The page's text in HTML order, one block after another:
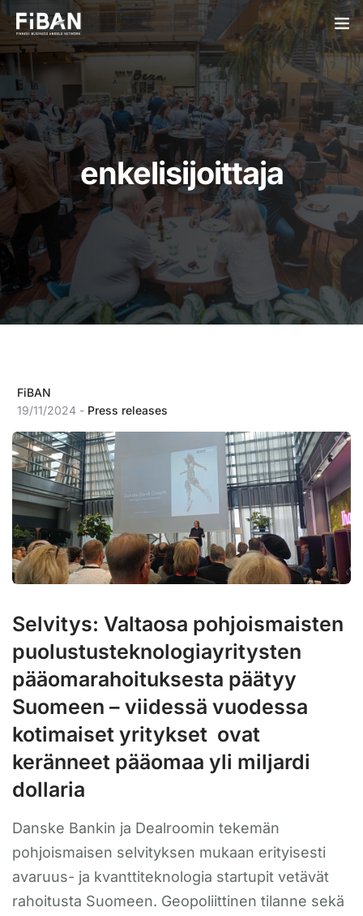
BUSINESS ANGELS
STARTUPS
PARTNERS
SOCIETY
ABOUT US
LOGIN
enkelisijoittaja
FiBAN
19/11/2024 - Press releases
Selvitys: Valtaosa pohjoismaisten
puolustusteknologiayritysten
pääomarahoituksesta päätyy
Suomeen – viidessä vuodessa
kotimaiset yritykset ovat
keränneet pääomaa yli miljardi
dollaria
Danske Bankin ja Dealroomin tekemän
pohjoismaisen selvityksen mukaan erityisesti
avaruus- ja kvanttiteknologia startupit vetävät
rahoitusta Suomeen. Geopoliittinen tilanne sekä